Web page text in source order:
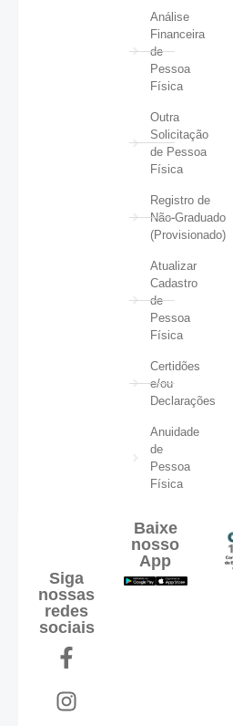
Análise
Financeira
de
Pessoa
Física
Outra
Solicitação
de Pessoa
Física
Registro de
Não-Graduado
(Provisionado)
Atualizar
Cadastro
de
Pessoa
Física
Certidões
e/ou
Declarações
Anuidade
de
Pessoa
Física
Siga
nossas
redes
sociais
Baixe
nosso
App